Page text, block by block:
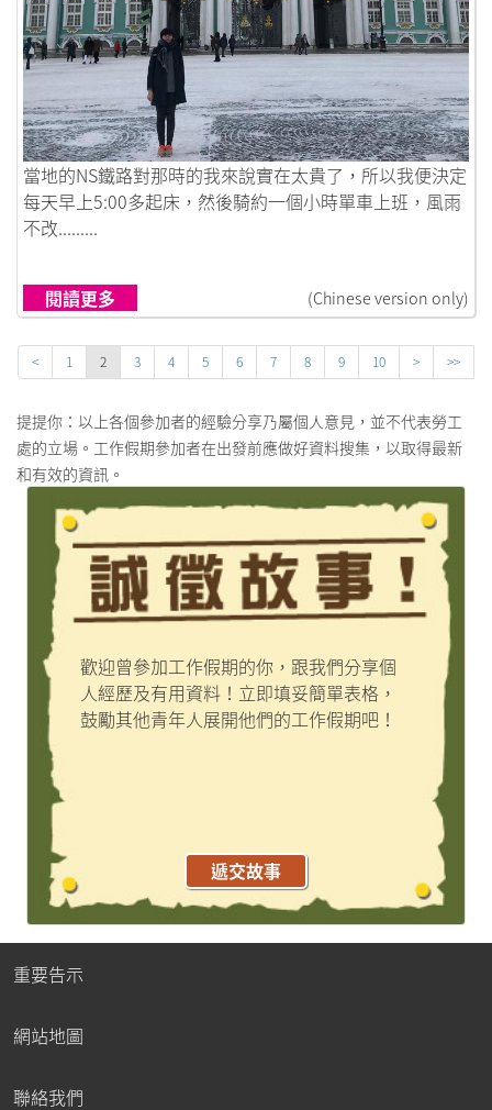
鏈接到實驗性質的工作假期
當地的NS鐵路對那時的我來說實在太貴了，所以我便決定
每天早上5:00多起床，然後騎約一個小時單車上班，風雨
不改.........
閱讀更多 (Chinese version only)
< 1 2 3 4 5 6 7 8 9 10 > >>
提提你：以上各個參加者的經驗分享乃屬個人意見，並不代表勞工
處的立場。工作假期參加者在出發前應做好資料搜集，以取得最新
和有效的資訊。
歡迎曾參加工作假期的你，跟我們分享個
人經歷及有用資料！立即填妥簡單表格，
鼓勵其他青年人展開他們的工作假期吧！
遞交故事
重要告示
網站地圖
聯絡我們